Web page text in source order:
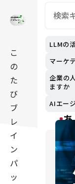
こ
の
た
び
ブ
レ
イ
ン
パ
ッ
LLMの
マーケ
企業の
ますか
AIエー